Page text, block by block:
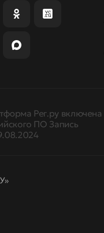
Рег.ру включена
ПО Запись